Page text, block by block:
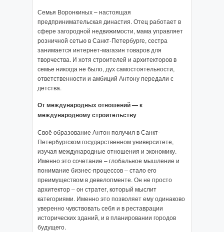
Семья Воронкиных – настоящая
предпринимательская династия. Отец работает в
сфере загородной недвижимости, мама управляет
розничной сетью в Санкт-Петербурге, сестра
занимается интернет-магазин товаров для
творчества. И хотя строителей и архитекторов в
семье никогда не было, дух самостоятельности,
ответственности и амбиций Антону передали с
детства.
От международных отношений — к
международному строительству
Своё образование Антон получил в Санкт-
Петербургском государственном университете,
изучая международные отношения и экономику.
Именно это сочетание – глобальное мышление и
понимание бизнес-процессов – стало его
преимуществом в девелопменте. Он не просто
архитектор – он стратег, который мыслит
категориями. Именно это позволяет ему одинаково
уверенно чувствовать себя и в реставрации
исторических зданий, и в планировании городов
будущего.